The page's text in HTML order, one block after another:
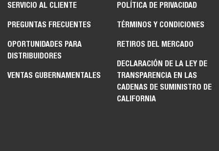
SERVICIO AL CLIENTE
PREGUNTAS FRECUENTES
OPORTUNIDADES PARA
DISTRIBUIDORES
VENTAS GUBERNAMENTALES
POLÍTICA DE PRIVACIDAD
TÉRMINOS Y CONDICIONES
RETIROS DEL MERCADO
DECLARACIÓN DE LA LEY DE
TRANSPARENCIA EN LAS
CADENAS DE SUMINISTRO DE
CALIFORNIA